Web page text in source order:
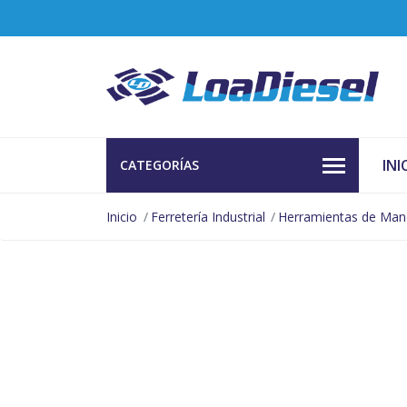
CATEGORÍAS
Inicio Ferretería Industrial Herramientas de